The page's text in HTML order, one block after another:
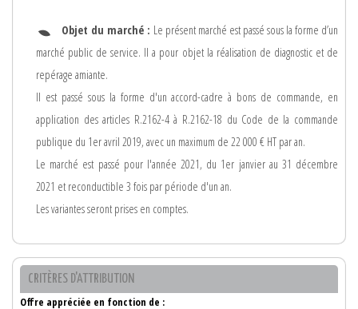
Objet du marché : Le présent marché est passé sous la forme d’un
marché public de service. Il a pour objet la réalisation de diagnostic et de
repérage amiante.
Il est passé sous la forme d'un accord-cadre à bons de commande, en
application des articles R.2162-4 à R.2162-18 du Code de la commande
publique du 1er avril 2019, avec un maximum de 22 000 € HT par an.
Le marché est passé pour l'année 2021, du 1er janvier au 31 décembre
2021 et reconductible 3 fois par période d'un an.
Les variantes seront prises en comptes.
CRITÈRES D'ATTRIBUTION
Offre appréciée en fonction de :